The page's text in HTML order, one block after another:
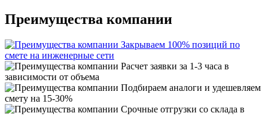
Преимущества компании
Закрываем 100% позиций по
смете на инженерные сети
Расчет заявки за 1-3 часа в
зависимости от объема
Подбираем аналоги и удешевляем
смету на 15-30%
Срочные отгрузки со склада в